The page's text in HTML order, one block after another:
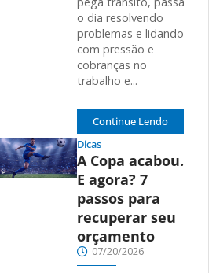
o dia resolvendo
problemas e lidando
com pressão e
cobranças no
trabalho e...
Continue Lendo
Dicas
A Copa acabou.
E agora? 7
passos para
recuperar seu
orçamento
07/20/2026